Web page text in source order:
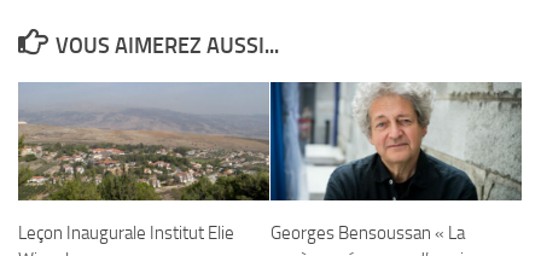
VOUS AIMEREZ AUSSI...
Leçon Inaugurale Institut Elie
Georges Bensoussan « La